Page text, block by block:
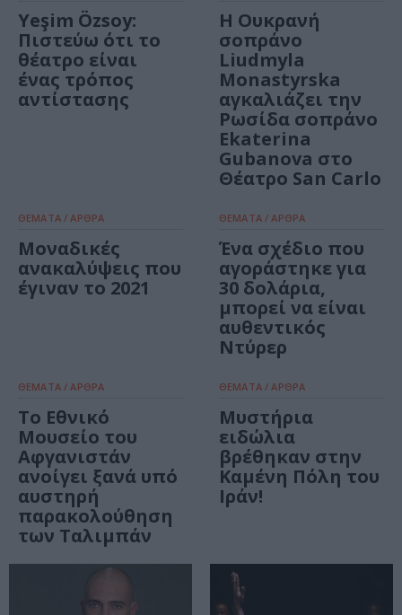
Yeşim Özsoy:
Πιστεύω ότι το
θέατρο είναι
ένας τρόπος
αντίστασης
H Ουκρανή
σοπράνο
Liudmyla
Monastyrska
αγκαλιάζει την
Ρωσίδα σοπράνο
Ekaterina
Gubanova στο
Θέατρο San Carlo
ΘΕΜΑΤΑ / ΑΡΘΡΑ
Μοναδικές
ανακαλύψεις που
έγιναν το 2021
ΘΕΜΑΤΑ / ΑΡΘΡΑ
Ένα σχέδιο που
αγοράστηκε για
30 δολάρια,
μπορεί να είναι
αυθεντικός
Ντύρερ
ΘΕΜΑΤΑ / ΑΡΘΡΑ
Το Εθνικό
Μουσείο του
Αφγανιστάν
ανοίγει ξανά υπό
αυστηρή
παρακολούθηση
των Ταλιμπάν
ΘΕΜΑΤΑ / ΑΡΘΡΑ
Μυστήρια
ειδώλια
βρέθηκαν στην
Καμένη Πόλη του
Ιράν!